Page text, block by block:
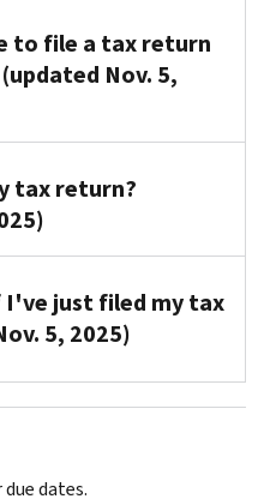
to file a tax return
Nov. 5,
tax return?
I've just filed my tax
5, 2025)
dates.